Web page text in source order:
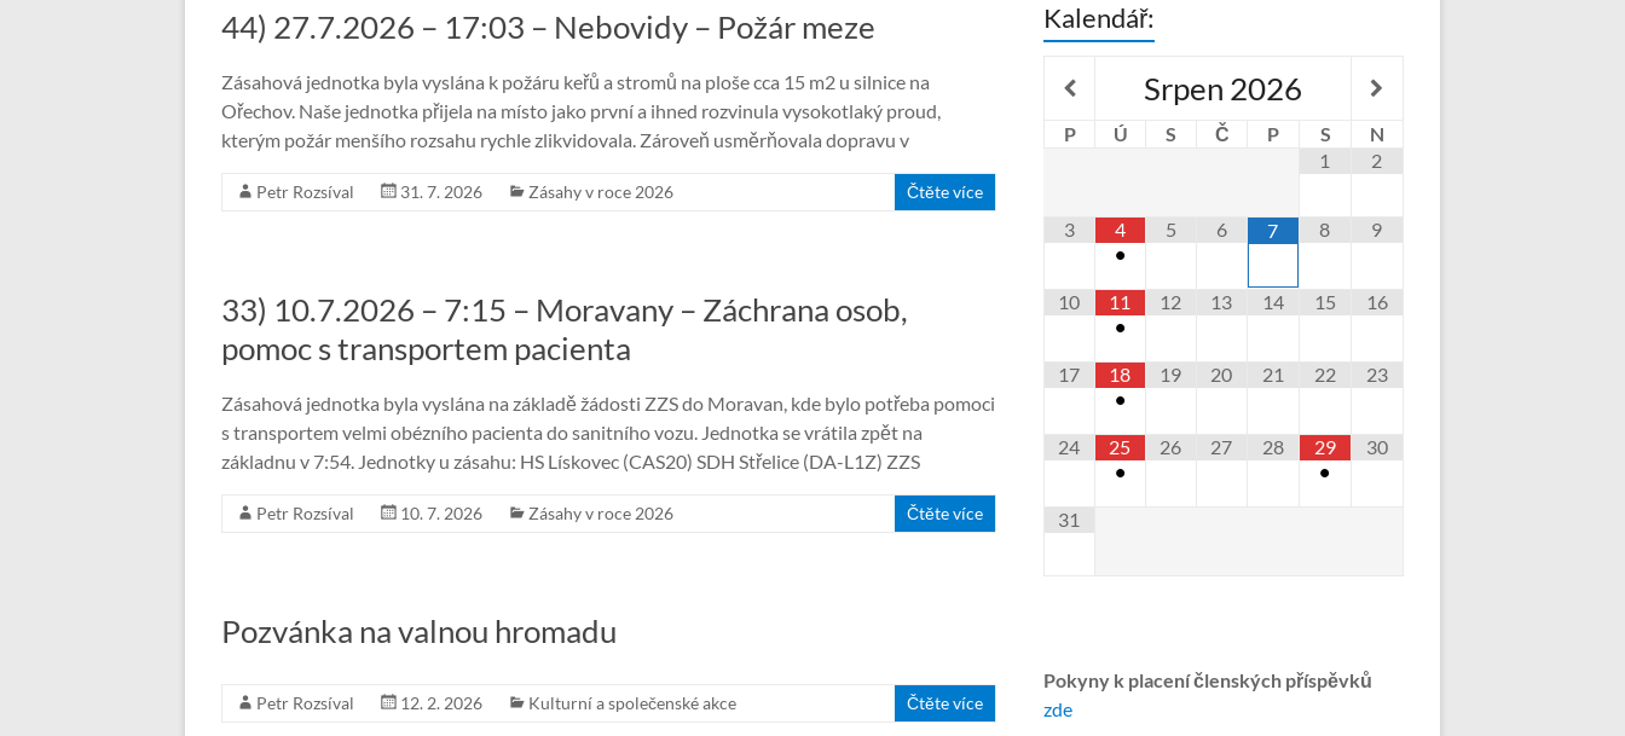
44) 27.7.2026 – 17:03 – Nebovidy – Požár meze
Zásahová jednotka byla vyslána k požáru keřů a stromů na ploše cca 15 m2 u silnice na
Ořechov. Naše jednotka přijela na místo jako první a ihned rozvinula vysokotlaký proud,
kterým požár menšího rozsahu rychle zlikvidovala. Zároveň usměrňovala dopravu v
Petr Rozsíval 31. 7. 2026 Zásahy v roce 2026 Čtěte více
33) 10.7.2026 – 7:15 – Moravany – Záchrana osob,
pomoc s transportem pacienta
Zásahová jednotka byla vyslána na základě žádosti ZZS do Moravan, kde bylo potřeba pomoci
s transportem velmi obézního pacienta do sanitního vozu. Jednotka se vrátila zpět na
základnu v 7:54. Jednotky u zásahu: HS Lískovec (CAS20) SDH Střelice (DA-L1Z) ZZS
Petr Rozsíval 10. 7. 2026 Zásahy v roce 2026 Čtěte více
Pozvánka na valnou hromadu
Petr Rozsíval 12. 2. 2026 Kulturní a společenské akce Čtěte více
Kalendář:
Srpen 2026
P Ú S Č P S
N
1
2
3
4
•
5 6 7 8 9
10
11
•
12 13 14 15 16
17
18
•
19 20 21 22 23
24
25
•
26 27 28
29
•
30
31
Pokyny k placení členských příspěvků
zde